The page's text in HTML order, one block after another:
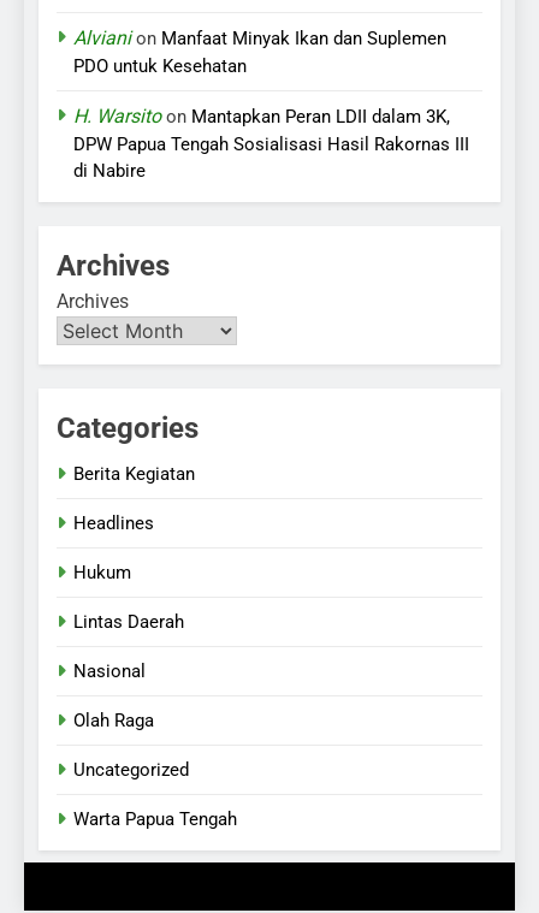
Alvianion Manfaat Minyak Ikan dan Suplemen
PDO untuk Kesehatan
H. Warsitoon Mantapkan Peran LDII dalam 3K,
DPW Papua Tengah Sosialisasi Hasil Rakornas III
di Nabire
Archives
Archives
Categories
Berita Kegiatan
Headlines
Hukum
Lintas Daerah
Nasional
Olah Raga
Uncategorized
Warta Papua Tengah